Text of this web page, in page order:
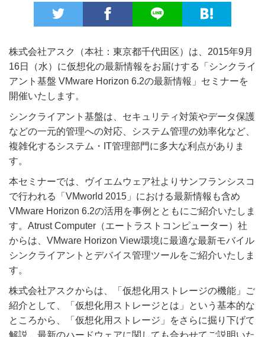
株式会社アスク（本社：東京都千代田区）は、2015年9月
16日（水）に仮想化の最新情報をお届けする「シンクライ
アント基盤 VMware Horizon 6.2の最新情報」セミナーを
開催いたします。
シンクライアント基盤は、セキュリティ対策やデータ保護
などの一元的管理への対応、システム管理の効率化など、
複雑化するシステム・IT管理部門に多大な利点がありま
す。
本セミナーでは、ヴイエムウェア社よりサンフランシスコ
で行われる「VMworld 2015」における最新情報も含め
VMware Horizon 6.2の活用を事例とともにご紹介いたしま
す。Atrust Computer（エートラストコンピューター）社
からは、VMware Horizon View環境に最適な最新モバイル
シンクライアントとデバイス管理ツールをご紹介いたしま
す。
株式会社アスクからは、「仮想化用ストレージの機能」ご
紹介として、「仮想化用ストレージとは」という基本的な
ところから、「仮想化用ストレージ」をさらに掘り下げて
解説、最新のハードウェアに関しても合わせてご説明いた